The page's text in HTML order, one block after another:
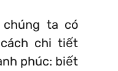
chúng ta có
chi tiết
phúc: biết